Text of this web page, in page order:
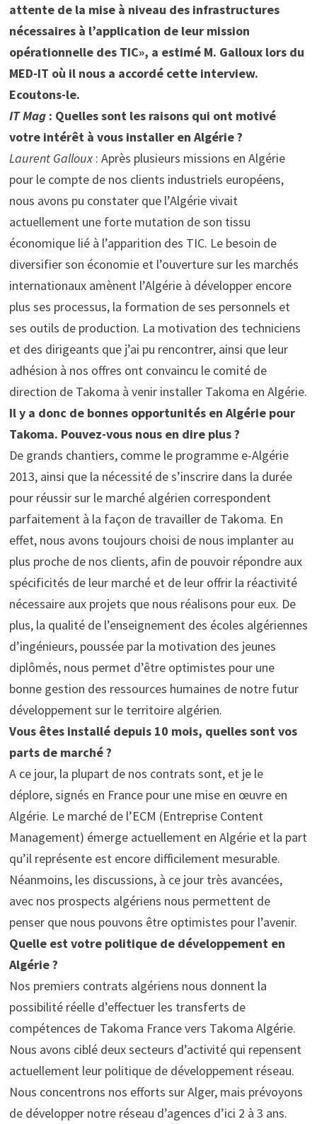
attente de la mise à niveau des infrastructures
nécessaires à l’application de leur mission
opérationnelle des TIC», a estimé M. Galloux lors du
MED-IT où il nous a accordé cette interview.
Ecoutons-le.
IT Mag : Quelles sont les raisons qui ont motivé
votre intérêt à vous installer en Algérie ?
Laurent Galloux: Après plusieurs missions en Algérie
pour le compte de nos clients industriels européens,
nous avons pu constater que l’Algérie vivait
actuellement une forte mutation de son tissu
économique lié à l’apparition des TIC. Le besoin de
diversifier son économie et l’ouverture sur les marchés
internationaux amènent l’Algérie à développer encore
plus ses processus, la formation de ses personnels et
ses outils de production. La motivation des techniciens
et des dirigeants que j’ai pu rencontrer, ainsi que leur
adhésion à nos offres ont convaincu le comité de
direction de Takoma à venir installer Takoma en Algérie.
Il y a donc de bonnes opportunités en Algérie pour
Takoma. Pouvez-vous nous en dire plus ?
De grands chantiers, comme le programme e-Algérie
2013, ainsi que la nécessité de s’inscrire dans la durée
pour réussir sur le marché algérien correspondent
parfaitement à la façon de travailler de Takoma. En
effet, nous avons toujours choisi de nous implanter au
plus proche de nos clients, afin de pouvoir répondre aux
spécificités de leur marché et de leur offrir la réactivité
nécessaire aux projets que nous réalisons pour eux. De
plus, la qualité de l’enseignement des écoles algériennes
d’ingénieurs, poussée par la motivation des jeunes
diplômés, nous permet d’être optimistes pour une
bonne gestion des ressources humaines de notre futur
développement sur le territoire algérien.
Vous êtes installé depuis 10 mois, quelles sont vos
parts de marché ?
A ce jour, la plupart de nos contrats sont, et je le
déplore, signés en France pour une mise en œuvre en
Algérie. Le marché de l’ECM (Entreprise Content
Management) émerge actuellement en Algérie et la part
qu’il représente est encore difficilement mesurable.
Néanmoins, les discussions, à ce jour très avancées,
avec nos prospects algériens nous permettent de
penser que nous pouvons être optimistes pour l’avenir.
Quelle est votre politique de développement en
Algérie ?
Nos premiers contrats algériens nous donnent la
possibilité réelle d’effectuer les transferts de
compétences de Takoma France vers Takoma Algérie.
Nous avons ciblé deux secteurs d’activité qui repensent
actuellement leur politique de développement réseau.
Nous concentrons nos efforts sur Alger, mais prévoyons
de développer notre réseau d’agences d’ici 2 à 3 ans.